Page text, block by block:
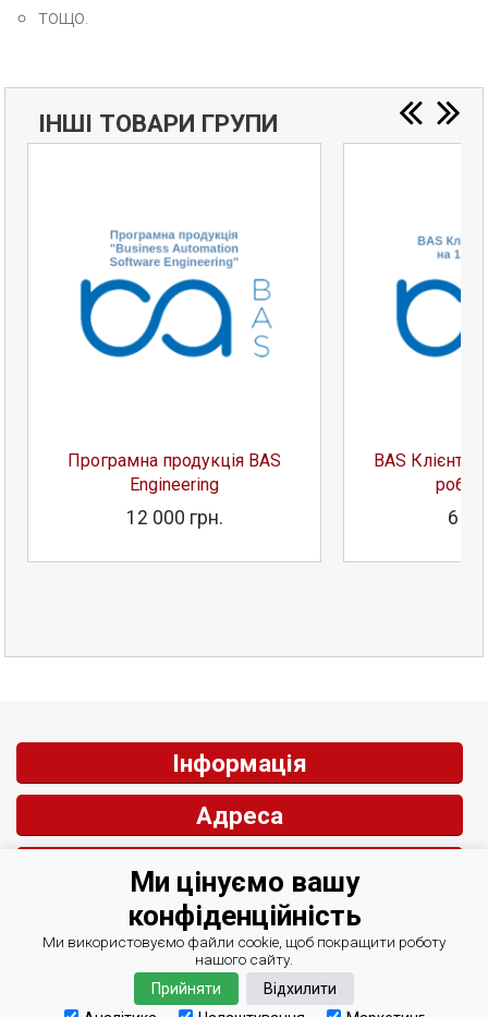
тощо.
ІНШІ ТОВАРИ ГРУПИ
Програмна продукція BAS
Engineering
12 000 грн.
BAS
6
Інформація
Адреса
Контакти
Зворотній зв'язок
© СІРІУС Центр Автоматизації 2007-2026 Курси валют Мінфін
Ми цінуємо вашу
конфіденційність
Ми використовуємо файли cookie, щоб покращити роботу
нашого сайту.
Прийняти
Відхилити